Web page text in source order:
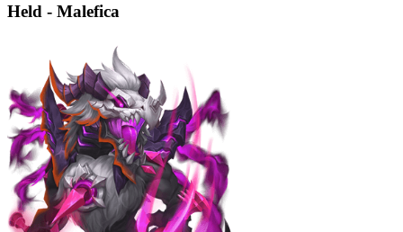
Held - Malefica